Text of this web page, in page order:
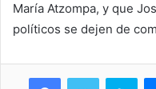
María Atzompa, y que
políticos se dejen de